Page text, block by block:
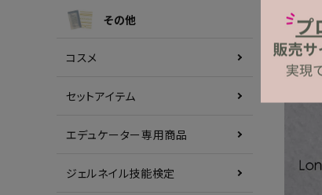
その他
コスメ
セットアイテム
エデュケーター専用商品
ジェルネイル技能検定